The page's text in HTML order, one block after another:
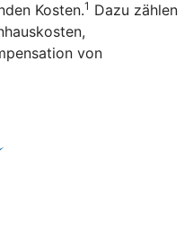
Kosten.1 Dazu zählen
von